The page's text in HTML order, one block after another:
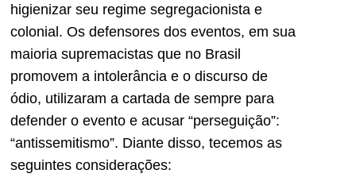
higienizar seu regime segregacionista e
colonial. Os defensores dos eventos, em sua
maioria supremacistas que no Brasil
promovem a intolerância e o discurso de
ódio, utilizaram a cartada de sempre para
defender o evento e acusar “perseguição”:
“antissemitismo”. Diante disso, tecemos as
seguintes considerações: